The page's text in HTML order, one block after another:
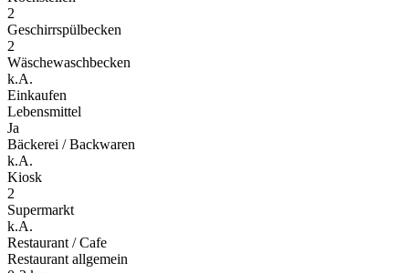
2
Geschirrspülbecken
2
Wäschewaschbecken
k.A.
Einkaufen
Lebensmittel
Ja
Bäckerei / Backwaren
k.A.
Kiosk
2
Supermarkt
k.A.
Restaurant / Cafe
Restaurant allgemein